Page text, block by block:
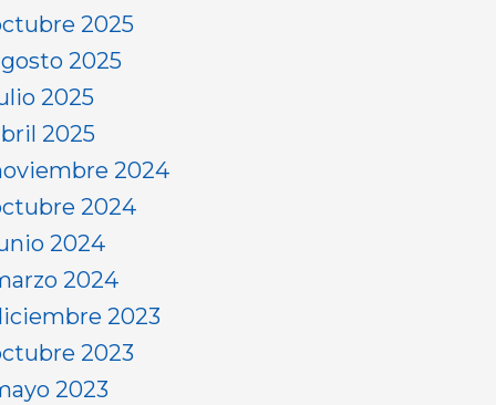
2025
2025
2025
2025
2024
2024
2024
2024
2023
2023
2023